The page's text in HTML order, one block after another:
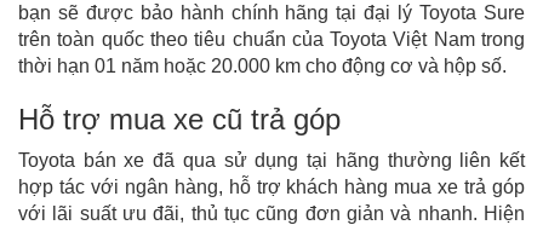
bạn sẽ được bảo hành chính hãng tại đại lý Toyota Sure
trên toàn quốc theo tiêu chuẩn của Toyota Việt Nam trong
thời hạn 01 năm hoặc 20.000 km cho động cơ và hộp số.
Hỗ trợ mua xe cũ trả góp
Toyota bán xe đã qua sử dụng tại hãng thường liên kết
hợp tác với ngân hàng, hỗ trợ khách hàng mua xe trả góp
với lãi suất ưu đãi, thủ tục cũng đơn giản và nhanh. Hiện